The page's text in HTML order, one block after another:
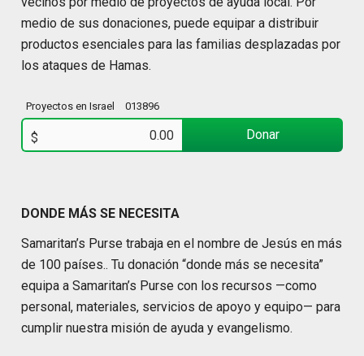
medio de sus donaciones, puede equipar a distribuir
productos esenciales para las familias desplazadas por
los ataques de Hamas.
Proyectos en Israel 013896
$ Donar
DONDE MÁS SE NECESITA
Samaritan’s Purse trabaja en el nombre de Jesús en más
de 100 países.. Tu donación “donde más se necesita”
equipa a Samaritan’s Purse con los recursos —como
personal, materiales, servicios de apoyo y equipo— para
cumplir nuestra misión de ayuda y evangelismo.